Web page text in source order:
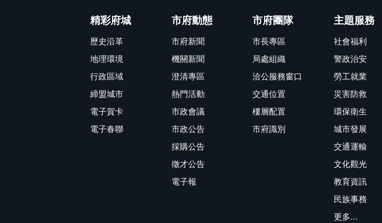
精彩府城
歷史沿革
地理環境
行政區域
締盟城市
電子賀卡
電子春聯
市府動態
市府新聞
機關新聞
澄清專區
熱門活動
市政會議
市政公告
採購公告
徵才公告
電子報
市府團隊
市長專區
局處組織
洽公服務窗口
交通位置
樓層配置
市府識別
主題服務
社會福利
警政治安
勞工就業
災害防救
環保衛生
城市發展
交通運輸
文化觀光
教育資訊
民族事務
更多...